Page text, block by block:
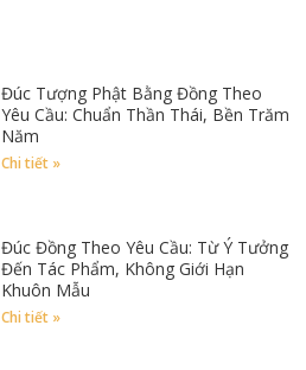
Đúc Tượng Phật Bằng Đồng Theo
Yêu Cầu: Chuẩn Thần Thái, Bền Trăm
Năm
Chi tiết »
Đúc Đồng Theo Yêu Cầu: Từ Ý Tưởng
Đến Tác Phẩm, Không Giới Hạn
Khuôn Mẫu
Chi tiết »